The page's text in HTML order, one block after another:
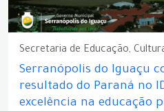
Secretaria de Educação,
Serranópolis do Iguaçu
resultado do Paraná no
excelência na educação